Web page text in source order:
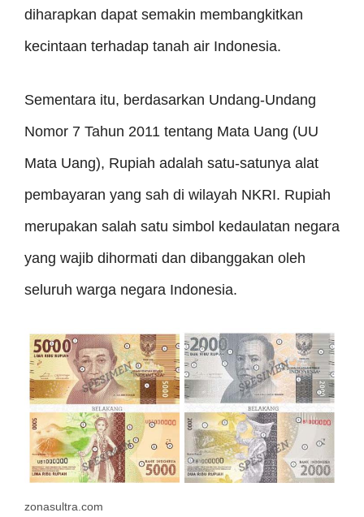
diharapkan dapat semakin membangkitkan
kecintaan terhadap tanah air Indonesia.
Sementara itu, berdasarkan Undang-Undang
Nomor 7 Tahun 2011 tentang Mata Uang (UU
Mata Uang), Rupiah adalah satu-satunya alat
pembayaran yang sah di wilayah NKRI. Rupiah
merupakan salah satu simbol kedaulatan negara
yang wajib dihormati dan dibanggakan oleh
seluruh warga negara Indonesia.
zonasultra.com